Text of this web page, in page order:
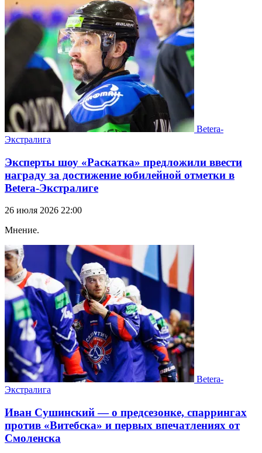
Betera-
Экстралига
Эксперты шоу «Раскатка» предложили ввести
награду за достижение юбилейной отметки в
Betera-Экстралиге
26 июля 2026 22:00
Мнение.
Betera-
Экстралига
Иван Сушинский — о предсезонке, спаррингах
против «Витебска» и первых впечатлениях от
Смоленска